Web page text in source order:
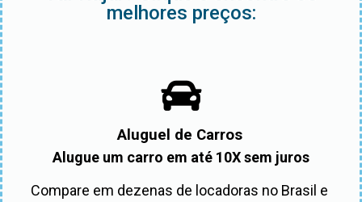
melhores preços:
Aluguel de Carros
Alugue um carro em até 10X sem juros
Compare em dezenas de locadoras no Brasil e